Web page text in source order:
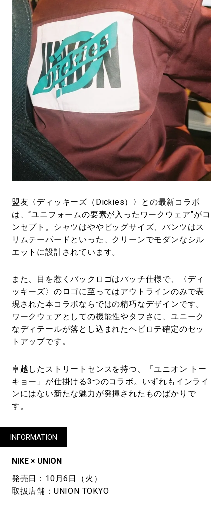
盟友〈ディッキーズ（Dickies）〉との最新コラボ
は、“ユニフォームの要素が入ったワークウェア”がコ
ンセプト。シャツはややビッグサイズ、パンツはス
リムテーパードといった、クリーンでモダンなシル
エットに設計されています。
また、目を惹くバックロゴはパッチ仕様で、〈ディ
ッキーズ〉のロゴに至ってはアウトラインのみで表
現された本コラボならではの精巧なデザインです。
ワークウェアとしての機能性やタフさに、ユニーク
なディテールが落とし込まれたヘビロテ確定のセッ
トアップです。
卓越したストリートセンスを持つ、「ユニオン トー
キョー」が仕掛ける3つのコラボ。いずれもインライ
ンにはない新たな魅力が発揮されたものばかりで
す。
INFORMATION
NIKE × UNION
発売日：10月6日（火）
取扱店舗：UNION TOKYO